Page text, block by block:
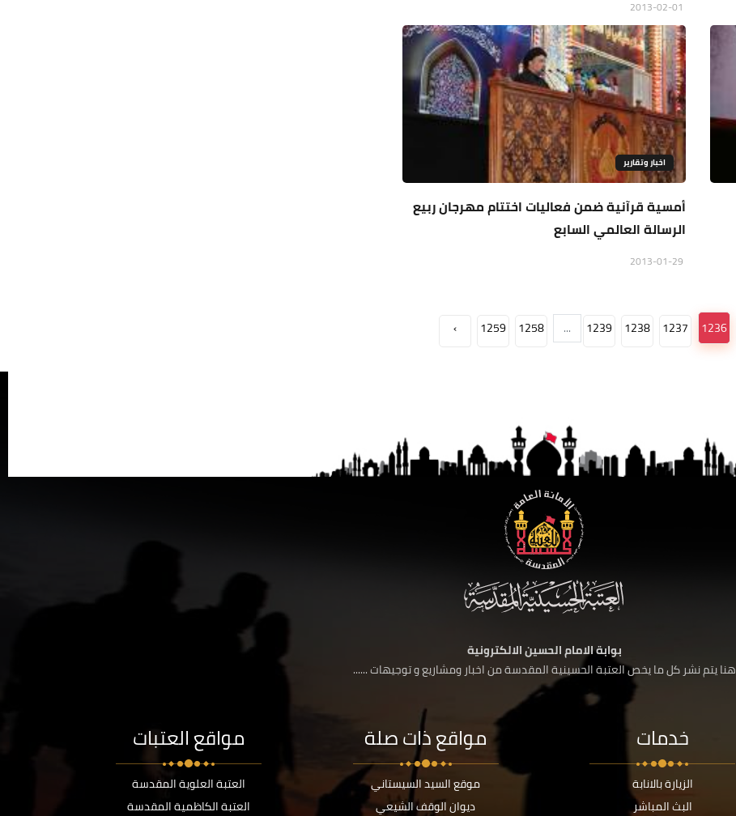
اخبار وتقارير
أمسية قرآنية ضمن فعاليات اختتام مهرجان ربيع
الرسالة العالمي السابع
1236
1237
1238
1239
...
1258
1259
›
بوابة الامام الحسين الالكترونية
هنا يتم نشر كل ما يخص العتبة الحسينية المقدسة من اخبار ومشاريع و توجيهات ......
خدمات
الزيارة بالانابة
البث المباشر
مواقع ذات صلة
موقع السيد السيستاني
ديوان الوقف الشيعي
مواقع العتبات
العتبة العلوية المقدسة
العتبة الكاظمية المقدسة